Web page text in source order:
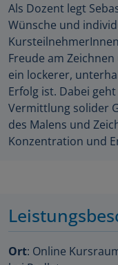
Als Dozent legt
Wünsche und
Freude am
ein lockerer,
Erfolg ist. Dabei
Vermittlung solider
des Malens und
Konzentration und
Ort: Online